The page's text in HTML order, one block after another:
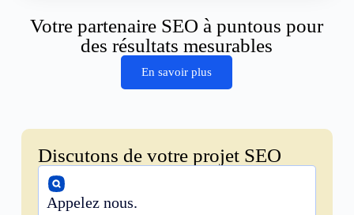
Votre partenaire SEO à puntous pour
des résultats mesurables
En savoir plus
Discutons de votre projet SEO
Appelez nous.